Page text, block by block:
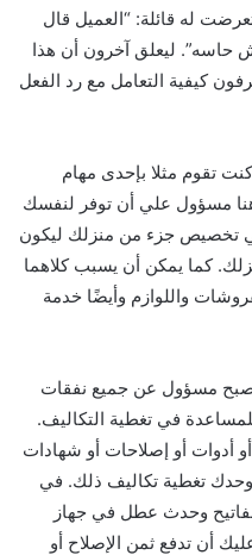
له قائلة: “العميل قال
حاسه”. ليعلق آخرون أن هذا
كيفية التعامل مع رد الفعل
تقوم مثلا بإحدى مهام
هنا مسؤول علي أن توفر لنفسك
تخصيص جزء من منزلك ليكون
كما يمكن أن يسبب كلاهما
واللوازم وأيضًا خدمة
مسؤول عن جميع نفقات
في تغطية التكاليف.
أدوات أو إصلاحات أو شهادات
تغطية تكاليف ذلك. في
وحدث عطل في جهاز
أن تدفع ثمن الإصلاح أو